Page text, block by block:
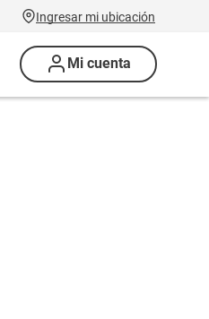
Ingresar mi ubicación
Mi cuenta